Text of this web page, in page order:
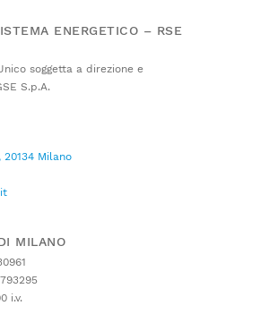
ENERGETICO – RSE
soggetta a direzione e
S.p.A.
20134 Milano
MILANO
i.v.